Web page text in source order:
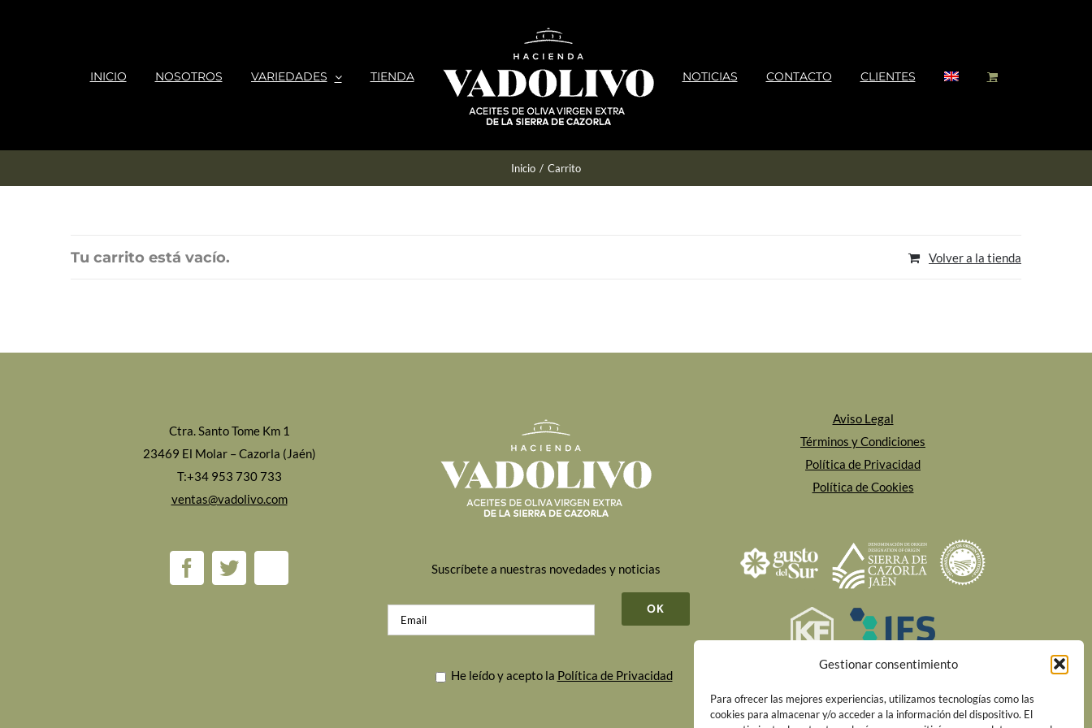
Gestionar consentimiento
Para ofrecer las mejores experiencias, utilizamos tecnologías como las
cookies para almacenar y/o acceder a la información del dispositivo. El
INICIO
NOSOTROS VARIEDADES TIENDA NOTICIAS CONTACTO CLIENTES
Inicio / Carrito
Tu carrito está vacío. Volver a la tienda
Ctra. Santo Tome Km 1
23469 El Molar – Cazorla (Jaén)
T:+34 953 730 733
ventas@vadolivo.com
Suscríbete a nuestras novedades y noticias
He leído y acepto la Política de Privacidad
Aviso Legal
Términos y Condiciones
Política de Privacidad
Política de Cookies